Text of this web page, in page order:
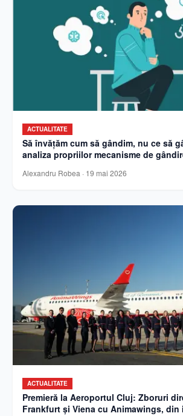
ACTUALITATE
Să învățăm cum să gândim, nu ce să
analiza propriilor mecanisme de
Alexandru Robea · 19 mai 2026
ACTUALITATE
Premieră la Aeroportul Cluj: Zboruri
Frankfurt și Viena cu Animawings, din